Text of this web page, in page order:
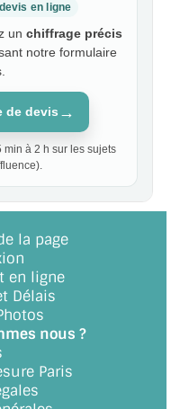
en ligne
un chiffrage précis
notre formulaire
de devis →
à 2 h sur les sujets
la page
en ligne
Délais
nous ?
Paris